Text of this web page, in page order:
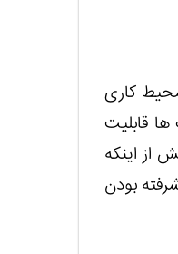
کاری
قابلیت
جابجا می کنند. پیش از اینکه
بودن